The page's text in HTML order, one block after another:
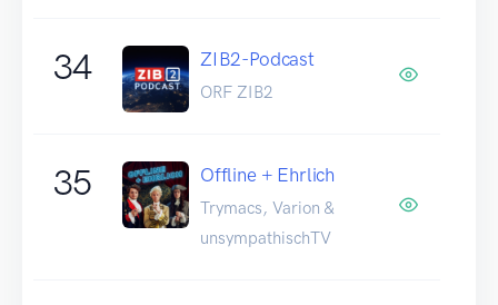
34 ZIB2-Podcast
ORF ZIB2
35 Offline + Ehrlich
Trymacs, Varion &
unsympathischTV